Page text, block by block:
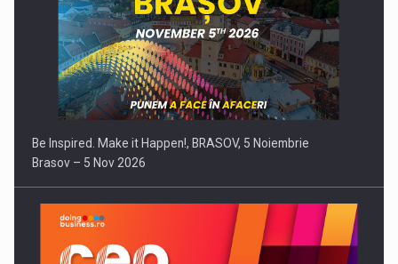
Be Inspired. Make it Happen!, BRASOV, 5 Noiembrie
Brasov – 5 Nov 2026